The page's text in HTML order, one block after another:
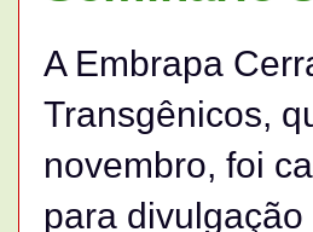
A Embrapa
Transgênicos,
novembro, foi
para